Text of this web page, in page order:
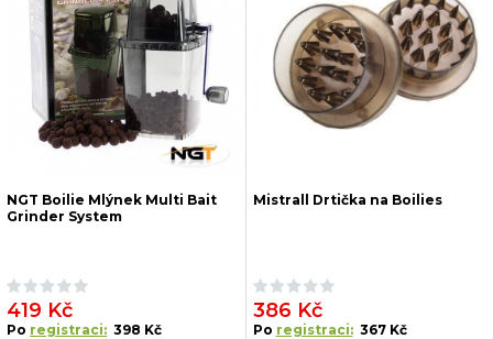
NGT Boilie Mlýnek Multi Bait
Grinder System
419 Kč
Po registraci: 398 Kč
Mistrall Drtička na Boilies
386 Kč
Po registraci: 367 Kč